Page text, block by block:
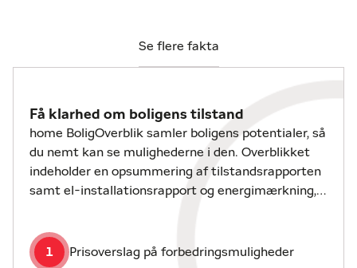
frugttræer, hæk og blomster. I baghaven venter et
helt privat og solrigt frirum – her kan man nyde
hyggelig morgenterrasse mod øst. Haven er lukket
og ugenert, og det smukke tempeltræ (Ginkgo
Biloba) sætter prikken over i’et som et dekorativt
og karakterfuldt element i det grønne miljø. Der er
desuden mulighed for parkering både i indkørslen
adgang fra Borgmester Andersens Vej.
Se flere fakta
Få klarhed om boligens tilstand
home BoligOverblik samler boligens potentialer, så
du nemt kan se mulighederne i den. Overblikket
indeholder en opsummering af tilstandsrapporten
samt el-installationsrapport og energimærkning,
1 Prisoverslag på forbedringsmuligheder